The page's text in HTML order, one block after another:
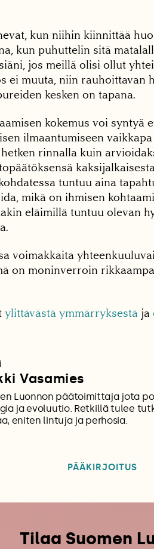
kun niihin kiinnittää
kun puhuttelin sitä
jos meillä olisi ollut
ei muuta, niin rauhoittavan
kesken on tapana.
kokemus voi syntyä
ilmaantumiseen
rinnalla kuin
tuntuu aina
mikä on ihmisen
eläimillä tuntuu olevan
voimakkaita
on moninverroin
ylittävästä ymmärryksestä ja
Vasamies
Luonnon päätoimittaja jota
ja evoluutio. Retkillä tulee
eniten lintuja ja perhosia.
PÄÄKIRJOITUS
Tilaa Suomen